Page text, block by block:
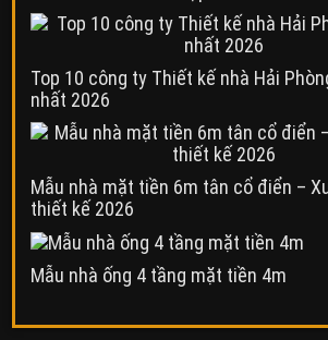
Top 10 công ty Thiết kế nhà Hải
nhất 2026
Mẫu nhà mặt tiền 6m tân cổ điển –
thiết kế 2026
Mẫu nhà ống 4 tầng mặt tiền 4m